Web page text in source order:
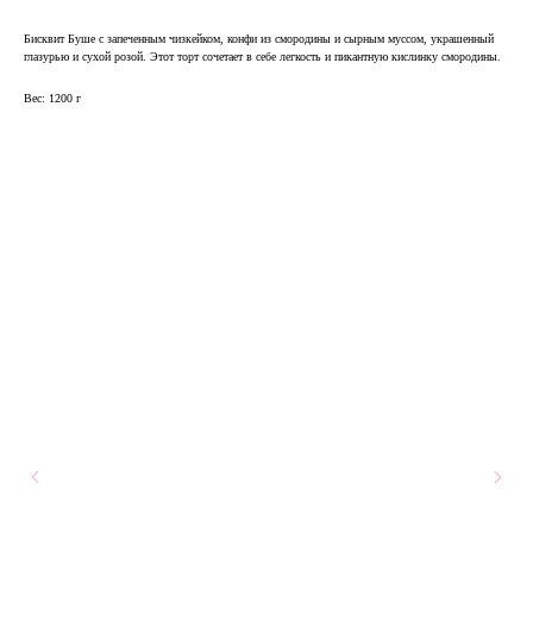
Бисквит Буше с запеченным чизкейком, конфи из смородины и сырным муссом, украшенный
глазурью и сухой розой. Этот торт сочетает в себе легкость и пикантную кислинку смородины.
Вес: 1200 г